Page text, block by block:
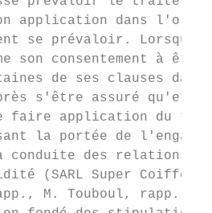
application dans
se prévaloir.
son consentement à
de ses clauses
s'être assuré
faire application du
la portée de
conduite des
(SARL Super
M. Touboul, rapp.